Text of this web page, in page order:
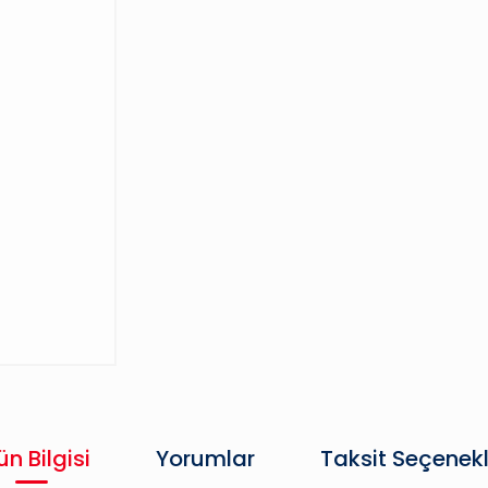
Bilgisi Yorumlar Taksit